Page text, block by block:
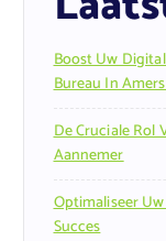
Boost Uw
Bureau In
De Cruciale Rol
Aannemer
Optimaliseer
Succes